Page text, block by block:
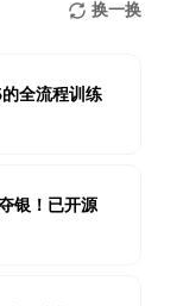
换一换
全流程训练
银！已开源